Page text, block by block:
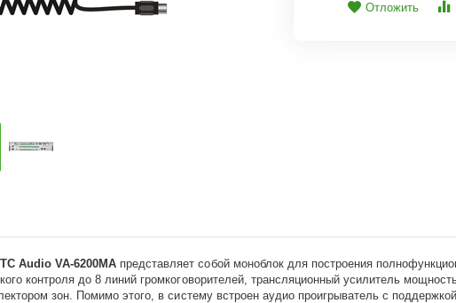
Отложить
Audio VA-6200MA представляет собой моноблок для построения
контроля до 8 линий громкоговорителей, трансляционный усилитель
зон. Помимо этого, в систему встроен аудио проигрыватель с